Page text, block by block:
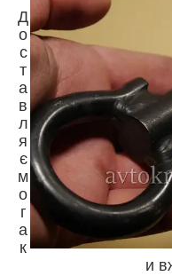
Д
о
с
т
а
в
л
я
є
м
о
г
а
к
и